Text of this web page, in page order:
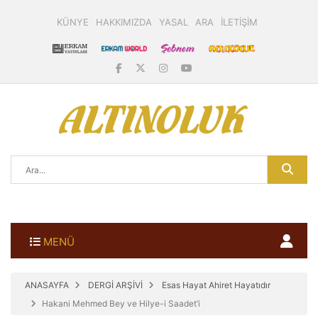
KÜNYE HAKKIMIZDA YASAL ARA İLETİŞİM
MENÜ
ANASAYFA DERGİ ARŞİVİ
Esas Hayat Ahiret Hayatıdır
Hakani Mehmed Bey ve Hilye-i Saadet’i